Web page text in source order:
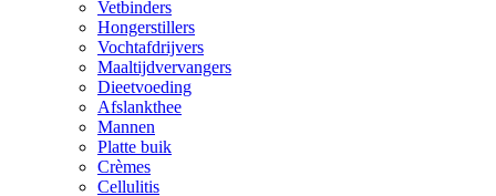
Vetbinders
Hongerstillers
Vochtafdrijvers
Maaltijdvervangers
Dieetvoeding
Afslankthee
Mannen
Platte buik
Crèmes
Cellulitis